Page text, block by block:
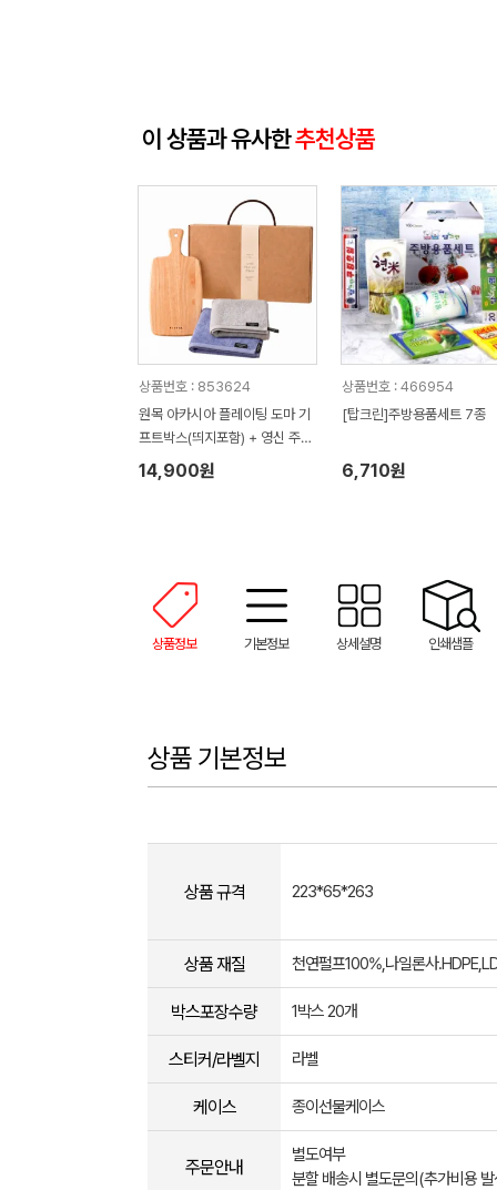
이 상품과 유사한추천상품
상품번호 : 853624
원목 아카시아 플레이팅 도마 기
프트박스(띄지포함) + 영신 주방
핸드타올 + 기프트박스
14,900원
상품번호 : 466954
[탑크린]주방용품세트 7종
6,710원
상품정보 기본정보 상세설명 인쇄샘플
상품 기본정보
상품 규격 223*65*263
상품 재질 천연펄프100%,나일론사
박스포장수량 1박스 20개
스티커/라벨지 라벨
케이스 종이선물케이스
주문안내
별도여부
분할 배송시 별도문의(추가비용